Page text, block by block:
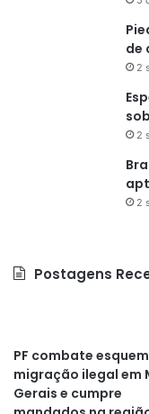
de
2
2
2
Postagens
PF combate
migração ilegal em
Gerais e cumpre